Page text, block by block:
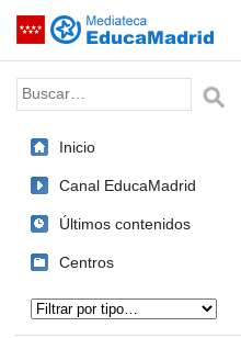
Saltar navegación
Palabra o frase:
Inicio
Canal EducaMadrid
Últimos contenidos
Centros